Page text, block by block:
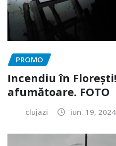
PROMO
Incendiu în
afumătoare. FOTO
clujazi iun. 19, 2024